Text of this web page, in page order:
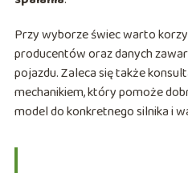
Przy wyborze świec warto
producentów oraz danych
pojazdu. Zaleca się także
mechanikiem, który pomoże
model do konkretnego silnika i